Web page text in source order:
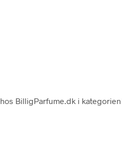
hos BilligParfume.dk i kategorien